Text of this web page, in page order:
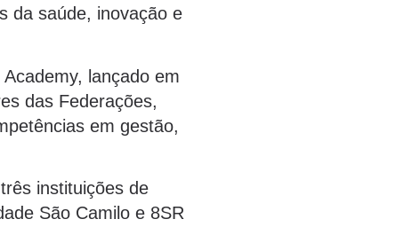
da saúde, inovação e
lançado em
das Federações,
em gestão,
instituições de
São Camilo e 8SR